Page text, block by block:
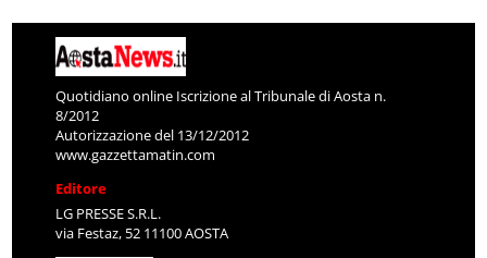
Quotidiano online Iscrizione al Tribunale di Aosta n.
8/2012
Autorizzazione del 13/12/2012
www.gazzettamatin.com
Editore
LG PRESSE S.R.L.
via Festaz, 52 11100 AOSTA